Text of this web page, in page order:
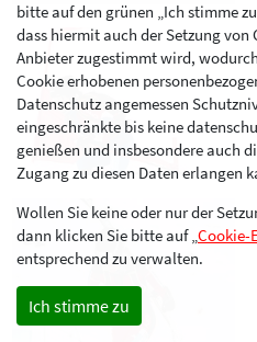
bitte auf den grünen „Ich stimme
dass hiermit auch der Setzung von
Anbieter zugestimmt wird,
Cookie erhobenen
Datenschutz angemessen
eingeschränkte bis keine
genießen und insbesondere auch
Zugang zu diesen Daten erlangen
Wollen Sie keine oder nur der
dann klicken Sie bitte auf „Cookie-
entsprechend zu verwalten.
Ich stimme zu